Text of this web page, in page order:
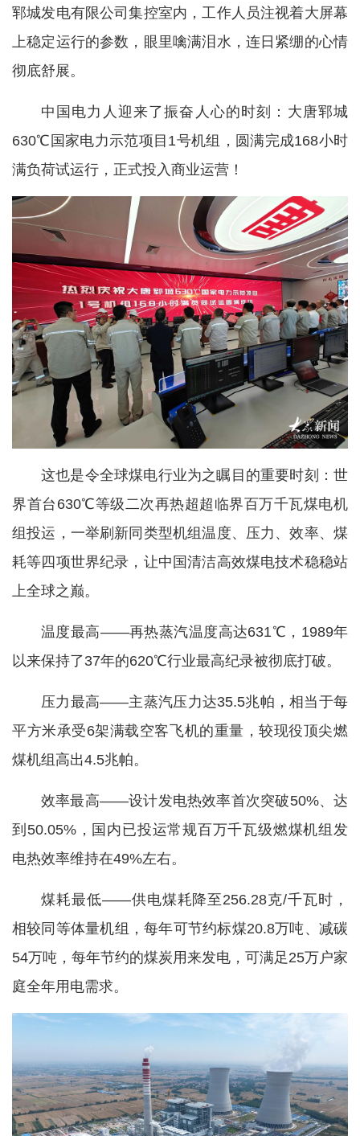
郓城发电有限公司集控室内，工作人员注视着大屏幕
上稳定运行的参数，眼里噙满泪水，连日紧绷的心情
彻底舒展。
中国电力人迎来了振奋人心的时刻：大唐郓城
630℃国家电力示范项目1号机组，圆满完成168小时
满负荷试运行，正式投入商业运营！
这也是令全球煤电行业为之瞩目的重要时刻：世
界首台630℃等级二次再热超超临界百万千瓦煤电机
组投运，一举刷新同类型机组温度、压力、效率、煤
耗等四项世界纪录，让中国清洁高效煤电技术稳稳站
上全球之巅。
温度最高——再热蒸汽温度高达631℃，1989年
以来保持了37年的620℃行业最高纪录被彻底打破。
压力最高——主蒸汽压力达35.5兆帕，相当于每
平方米承受6架满载空客飞机的重量，较现役顶尖燃
煤机组高出4.5兆帕。
效率最高——设计发电热效率首次突破50%、达
到50.05%，国内已投运常规百万千瓦级燃煤机组发
电热效率维持在49%左右。
煤耗最低——供电煤耗降至256.28克/千瓦时，
相较同等体量机组，每年可节约标煤20.8万吨、减碳
54万吨，每年节约的煤炭用来发电，可满足25万户家
庭全年用电需求。